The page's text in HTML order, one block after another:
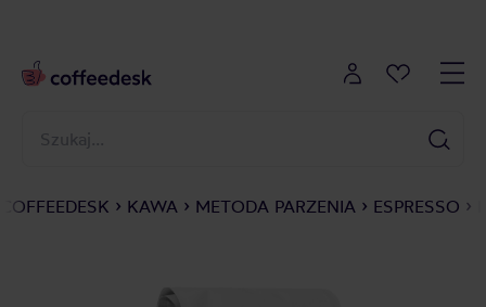
COFFEEDESK KAWA METODA PARZENIA ESPRESSO